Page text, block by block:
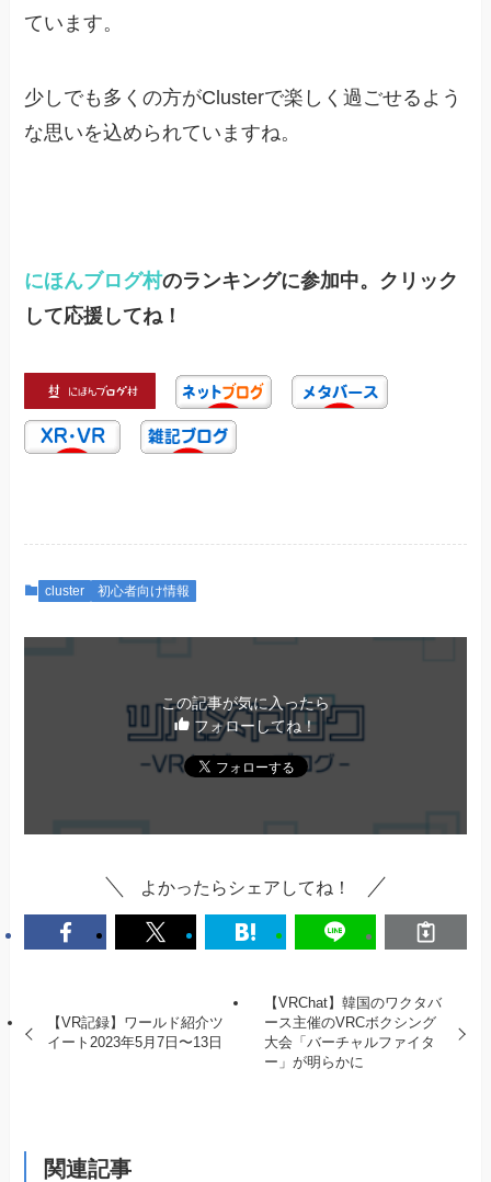
ています。
少しでも多くの方がClusterで楽しく過ごせるよう
な思いを込められていますね。
にほんブログ村のランキングに参加中。クリック
して応援してね！
cluster 初心者向け情報
この記事が気に入ったら
フォローしてね！
よかったらシェアしてね！
【VR記録】ワールド紹介ツ
イート2023年5月7日〜13日
【VRChat】韓国のワクタバ
ース主催のVRCボクシング
大会「バーチャルファイタ
ー」が明らかに
関連記事